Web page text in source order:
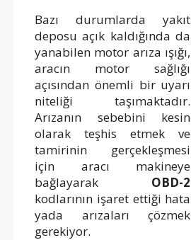
Bazı durumlarda yakıt
deposu açık kaldığında da
yanabilen motor arıza ışığı,
aracın motor sağlığı
açısından önemli bir uyarı
niteliği taşımaktadır.
Arızanın sebebini kesin
olarak teşhis etmek ve
tamirinin gerçekleşmesi
için aracı makineye
bağlayarak OBD-2
kodlarının işaret ettiği hata
yada arızaları çözmek
gerekiyor.